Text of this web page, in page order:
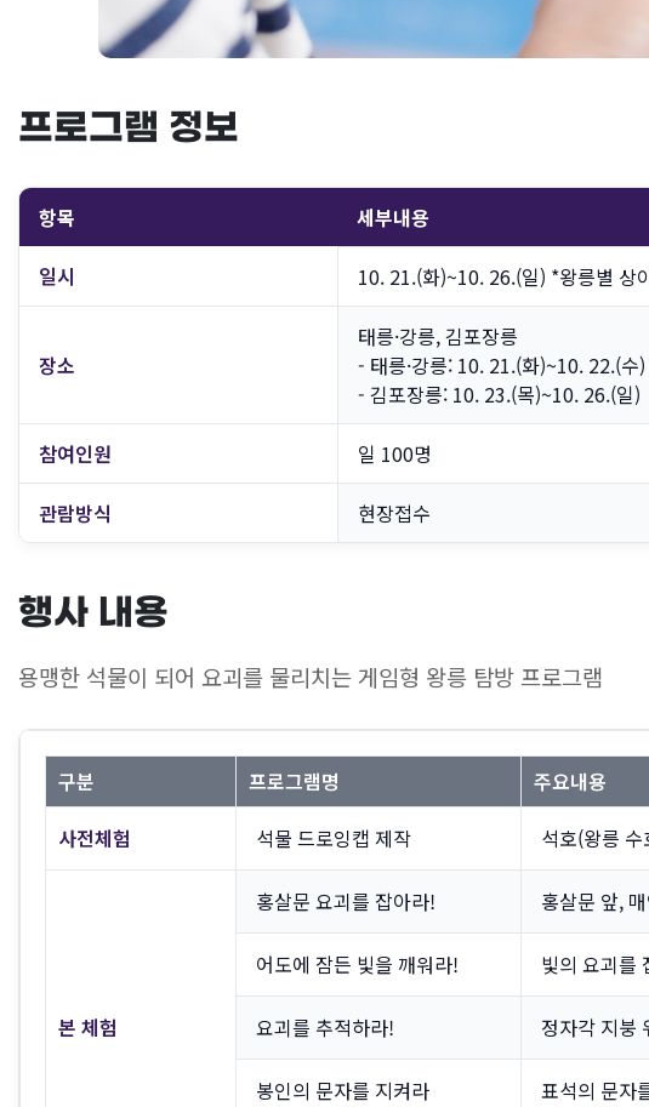
프로그램 정보
항목
세부내용
일시
10. 21.(화)~10. 26.(일) *왕릉별 상
장소
태릉·강릉, 김포장릉
- 태릉·강릉: 10. 21.(화)~10. 22.(수)
- 김포장릉: 10. 23.(목)~10. 26.(일)
참여인원 일 100명
관람방식 현장접수
행사 내용
용맹한 석물이 되어 요괴를 물리치는 게임형 왕릉 탐방 프로그램
구분 프로그램명
주요내용
사전체험
석물 드로잉캡 제작 석호(왕릉
본 체험
홍살문 요괴를 잡아라! 홍살문 앞,
어도에 잠든 빛을 깨워라! 빛의 요괴를
요괴를 추적하라! 정자각 지붕
봉인의 문자를 지켜라 표석의 문자